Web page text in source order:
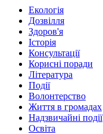
Екологія
Дозвілля
Здоров'я
Історія
Консультації
Корисні поради
Література
Події
Волонтерство
Життя в громадах
Надзвичайні події
Освіта